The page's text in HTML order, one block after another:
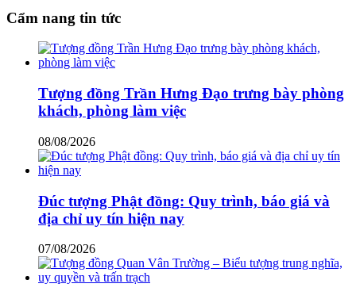
Cẩm nang tin tức
Tượng đồng Trần Hưng Đạo trưng bày phòng
khách, phòng làm việc
08/08/2026
Đúc tượng Phật đồng: Quy trình, báo giá và
địa chỉ uy tín hiện nay
07/08/2026